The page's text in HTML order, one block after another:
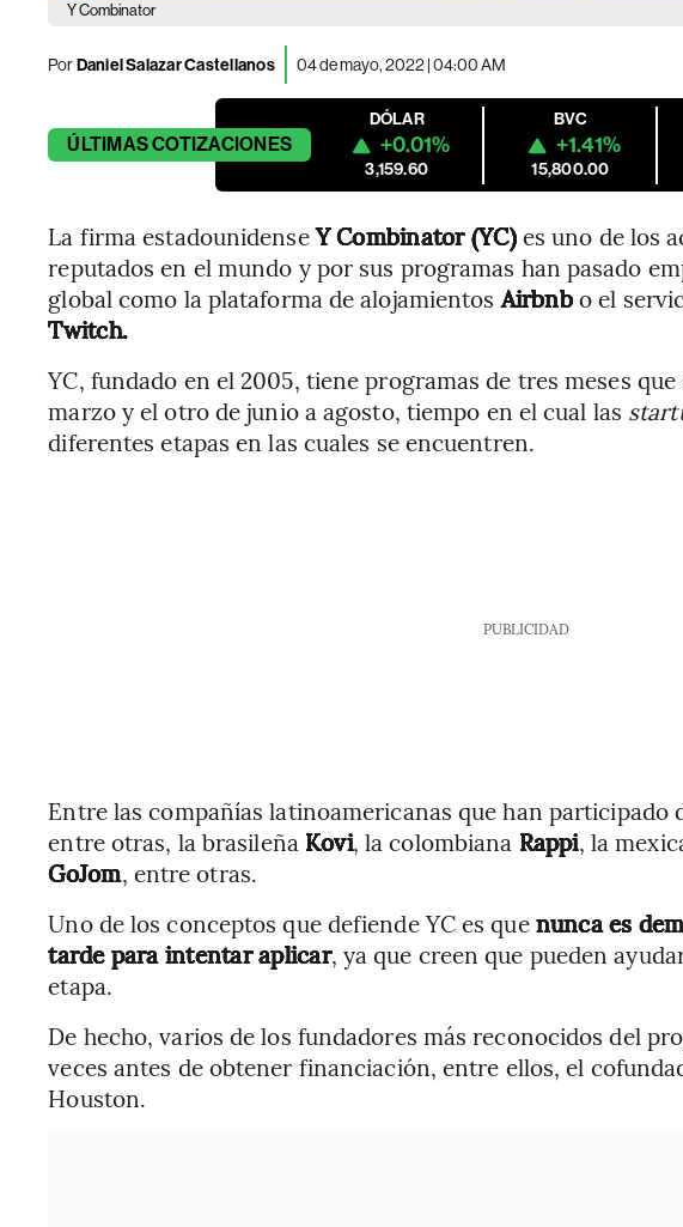
Y Combinator
PorDaniel Salazar Castellanos 04 de mayo, 2022 | 04:00 AM
ÚLTIMASCOTIZACIONES
DÓLAR
+0.01%
3,159.60
BVC
+1.41%
15,800.00
La firma estadounidenseY Combinator (YC)es uno de los
reputados en el mundo y por sus programas han pasado
global como la plataforma de alojamientosAirbnbo el
Twitch.
YC, fundado en el 2005, tiene programas de tres meses
marzo y el otro de junio a agosto, tiempo en el cual las
diferentes etapas en las cuales se encuentren.
PUBLICIDAD
Entre las compañías latinoamericanas que han participado
entre otras, la brasileña Kovi, la colombiana Rappi, la
GoJom, entre otras.
Uno de los conceptos que defiende YC es quenunca es
tarde para intentar aplicar, ya que creen que pueden
etapa.
De hecho, varios de los fundadores más reconocidos del
veces antes de obtener financiación, entre ellos, el
Houston.